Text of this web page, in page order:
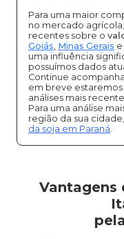
Para uma maior
no mercado
recentes sobre o
Goiás, Minas Gerais e
uma influência
possuímos dados
Continue
em breve
análises mais
Para uma análise
região da sua
da soja em Paraná.
Vantagens